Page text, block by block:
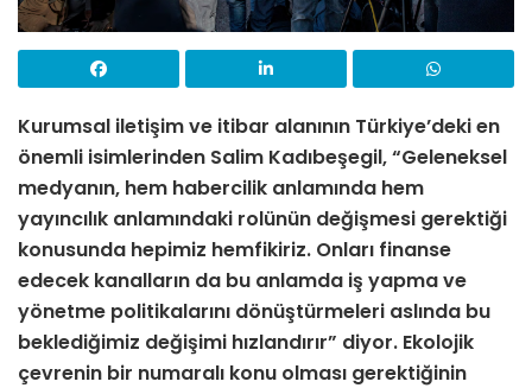
Kurumsal iletişim ve itibar alanının Türkiye’deki en
önemli isimlerinden Salim Kadıbeşegil, “Geleneksel
medyanın, hem habercilik anlamında hem
yayıncılık anlamındaki rolünün değişmesi gerektiği
konusunda hepimiz hemfikiriz. Onları finanse
edecek kanalların da bu anlamda iş yapma ve
yönetme politikalarını dönüştürmeleri aslında bu
beklediğimiz değişimi hızlandırır” diyor. Ekolojik
çevrenin bir numaralı konu olması gerektiğinin